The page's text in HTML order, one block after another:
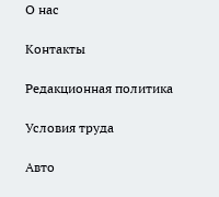
О нас
Контакты
Редакционная политика
Условия труда
Авто